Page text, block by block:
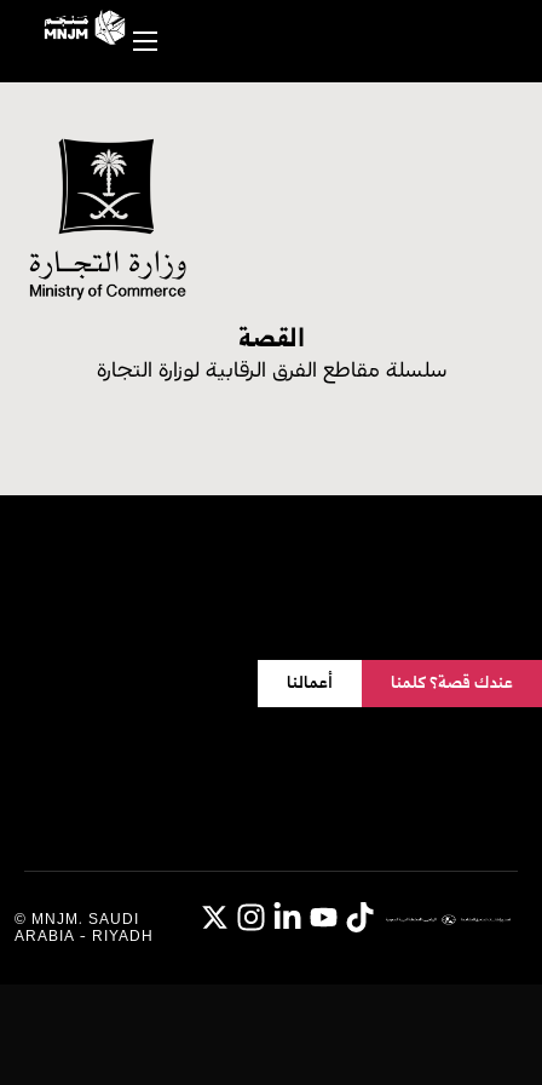
القصة
سلسلة مقاطع الفرق الرقابية لوزارة التجارة
عندك قصة؟ كلمنا أعمالنا
© MNJM. SAUDI
ARABIA - RIYADH